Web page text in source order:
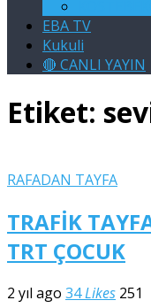
EBA TV
Kukuli
🔴 CANLI YAYIN
Etiket:
RAFADAN TAYFA
TRAFİK
TRT ÇOCUK
2 yıl ago 34Likes 251